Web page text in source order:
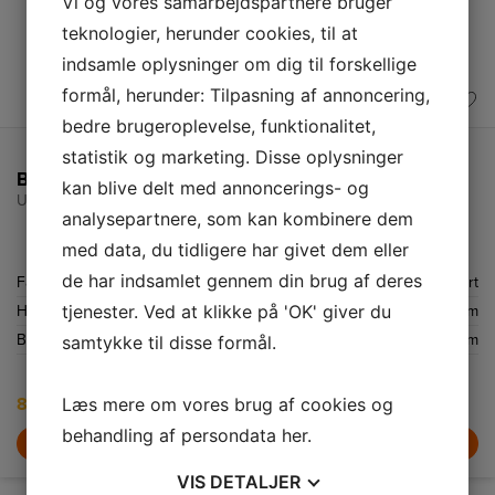
BOSCH KØDKVÆRN MFW3612A
UDSTILLINGSMODEL
Farve
Sort
Højde
25 cm
Bredde
16 cm
849,- 999,-
LÆG I KURV
teknologier, herunder cookies, til at
indsamle oplysninger om dig til forskellige
formål, herunder: Tilpasning af annoncering,
bedre brugeroplevelse, funktionalitet,
statistik og marketing. Disse oplysninger
kan blive delt med annoncerings- og
analysepartnere, som kan kombinere dem
med data, du tidligere har givet dem eller
de har indsamlet gennem din brug af deres
tjenester. Ved at klikke på 'OK' giver du
samtykke til disse formål.
Læs mere om vores brug af cookies og
behandling af persondata her.
VIS DETALJER